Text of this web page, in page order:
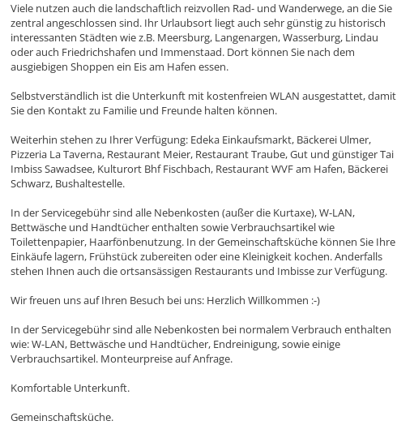
Viele nutzen auch die landschaftlich reizvollen Rad- und Wanderwege, an die Sie
zentral angeschlossen sind. Ihr Urlaubsort liegt auch sehr günstig zu historisch
interessanten Städten wie z.B. Meersburg, Langenargen, Wasserburg, Lindau
oder auch Friedrichshafen und Immenstaad. Dort können Sie nach dem
ausgiebigen Shoppen ein Eis am Hafen essen.
Selbstverständlich ist die Unterkunft mit kostenfreien WLAN ausgestattet, damit
Sie den Kontakt zu Familie und Freunde halten können.
Weiterhin stehen zu Ihrer Verfügung: Edeka Einkaufsmarkt, Bäckerei Ulmer,
Pizzeria La Taverna, Restaurant Meier, Restaurant Traube, Gut und günstiger Tai
Imbiss Sawadsee, Kulturort Bhf Fischbach, Restaurant WVF am Hafen, Bäckerei
Schwarz, Bushaltestelle.
In der Servicegebühr sind alle Nebenkosten (außer die Kurtaxe), W-LAN,
Bettwäsche und Handtücher enthalten sowie Verbrauchsartikel wie
Toilettenpapier, Haarfönbenutzung. In der Gemeinschaftsküche können Sie Ihre
Einkäufe lagern, Frühstück zubereiten oder eine Kleinigkeit kochen. Anderfalls
stehen Ihnen auch die ortsansässigen Restaurants und Imbisse zur Verfügung.
Wir freuen uns auf Ihren Besuch bei uns: Herzlich Willkommen :-)
In der Servicegebühr sind alle Nebenkosten bei normalem Verbrauch enthalten
wie: W-LAN, Bettwäsche und Handtücher, Endreinigung, sowie einige
Verbrauchsartikel. Monteurpreise auf Anfrage.
Komfortable Unterkunft.
Gemeinschaftsküche.